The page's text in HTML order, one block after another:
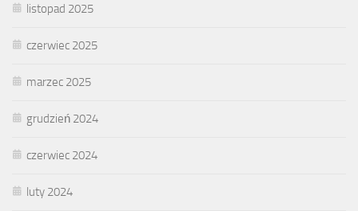
listopad 2025
czerwiec 2025
marzec 2025
grudzień 2024
czerwiec 2024
luty 2024